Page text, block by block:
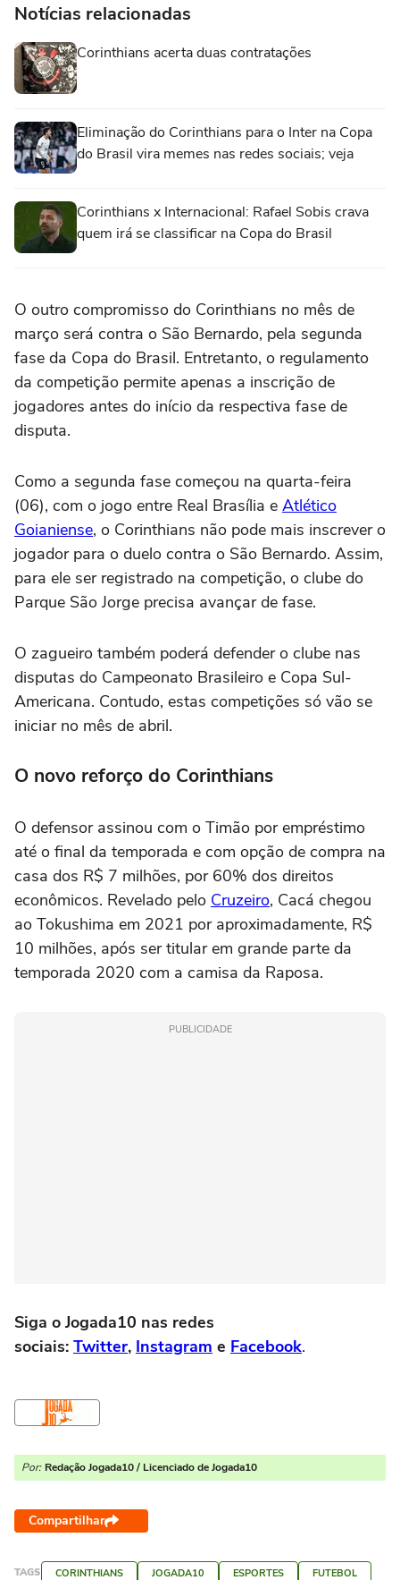
Notícias relacionadas
Corinthians acerta duas contratações
Eliminação do Corinthians para o Inter na Copa
do Brasil vira memes nas redes sociais; veja
Corinthians x Internacional: Rafael Sobis crava
quem irá se classificar na Copa do Brasil
O outro compromisso do Corinthians no mês de
março será contra o São Bernardo, pela segunda
fase da Copa do Brasil. Entretanto, o regulamento
da competição permite apenas a inscrição de
jogadores antes do início da respectiva fase de
disputa.
Como a segunda fase começou na quarta-feira
(06), com o jogo entre Real Brasília e Atlético
Goianiense, o Corinthians não pode mais inscrever o
jogador para o duelo contra o São Bernardo. Assim,
para ele ser registrado na competição, o clube do
Parque São Jorge precisa avançar de fase.
O zagueiro também poderá defender o clube nas
disputas do Campeonato Brasileiro e Copa Sul-
Americana. Contudo, estas competições só vão se
iniciar no mês de abril.
O novo reforço do Corinthians
O defensor assinou com o Timão por empréstimo
até o final da temporada e com opção de compra na
casa dos R$ 7 milhões, por 60% dos direitos
econômicos. Revelado pelo Cruzeiro, Cacá chegou
ao Tokushima em 2021 por aproximadamente, R$
10 milhões, após ser titular em grande parte da
temporada 2020 com a camisa da Raposa.
PUBLICIDADE
Siga o Jogada10 nas redes
sociais: Twitter, Instagram e Facebook.
Por: Redação Jogada10 / Licenciado de Jogada10
Compartilhar
TAGS CORINTHIANS JOGADA10 ESPORTES FUTEBOL